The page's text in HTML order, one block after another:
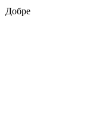
Добре